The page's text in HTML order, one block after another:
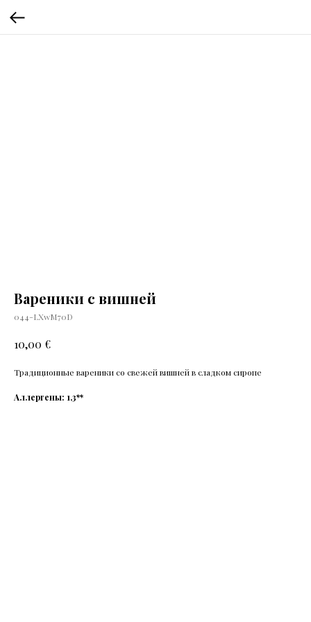
Вареники с вишней
044-LXwM70D
10,00 €
Традиционные вареники со свежей вишней в сладком сиропе
Аллергены: 1,3**